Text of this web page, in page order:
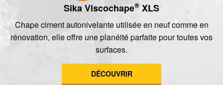
Sika Viscochape® XLS
Chape ciment autonivelante utilisée en neuf comme en
rénovation, elle offre une planéité parfaite pour toutes vos
surfaces.
DÉCOUVRIR